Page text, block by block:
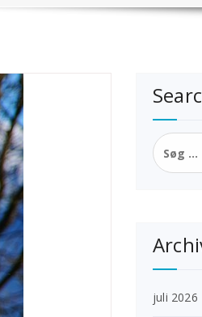
Søg
efter:
juli 2026